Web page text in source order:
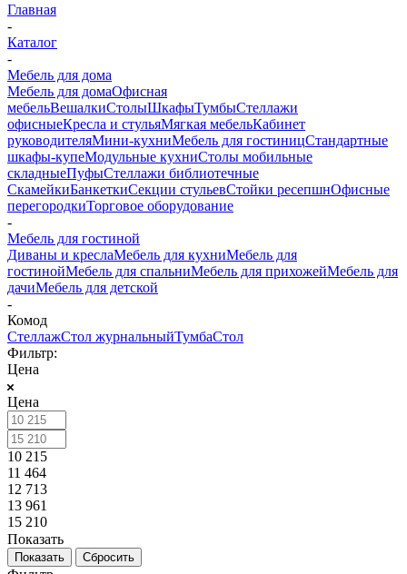
Главная
-
Каталог
-
Мебель для дома
Мебель для домаОфисная
мебельВешалкиСтолыШкафыТумбыСтеллажи
офисныеКресла и стульяМягкая мебельКабинет
руководителяМини-кухниМебель для гостиницСтандартные
шкафы-купеМодульные кухниСтолы мобильные
складныеПуфыСтеллажи библиотечные
СкамейкиБанкеткиСекции стульевСтойки ресепшнОфисные
перегородкиТорговое оборудование
-
Мебель для гостиной
Диваны и креслаМебель для кухниМебель для
гостинойМебель для спальниМебель для прихожейМебель для
дачиМебель для детской
-
Комод
СтеллажСтол журнальныйТумбаСтол
Фильтр:
Цена
Цена
10 215
11 464
12 713
13 961
15 210
Показать
Сбросить